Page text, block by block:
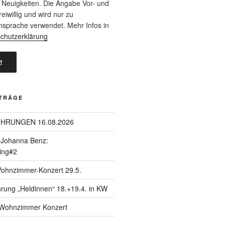
Die Angabe Vor- und
und wird nur zu
verwendet. Mehr Infos in
16.08.2026
Benz:
Konzert 29.5.
„Heldinnen“ 18.+19.4. in KW
Konzert